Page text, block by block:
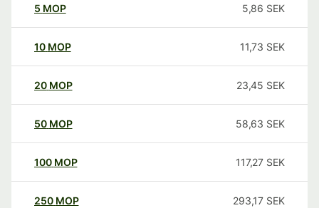
5 MOP 5,86 SEK
10 MOP 11,73 SEK
20 MOP 23,45 SEK
50 MOP 58,63 SEK
100 MOP 117,27 SEK
250 MOP 293,17 SEK